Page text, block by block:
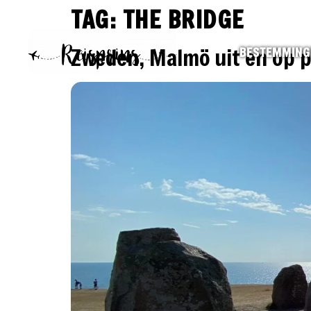
TAG: THE BRIDGE
Zweden, Malmö uit en op